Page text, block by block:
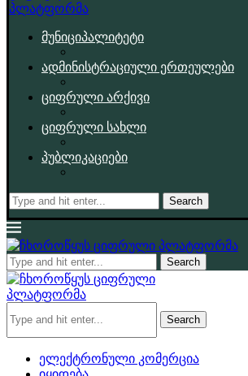
მუნიციპალიტეტი
ადმინისტრაციული ერთეულები
ციფრული არქივი
ციფრული სახლი
პუბლიკაციები
Search
Search
Search
ელექტრონული კომერცია